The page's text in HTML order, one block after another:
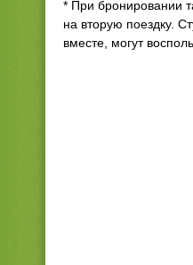
* При бронировании
на вторую поездку.
вместе, могут